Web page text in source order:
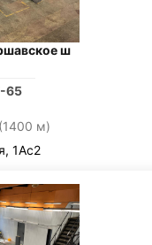
ш
65
(1400 м)
1Ас2